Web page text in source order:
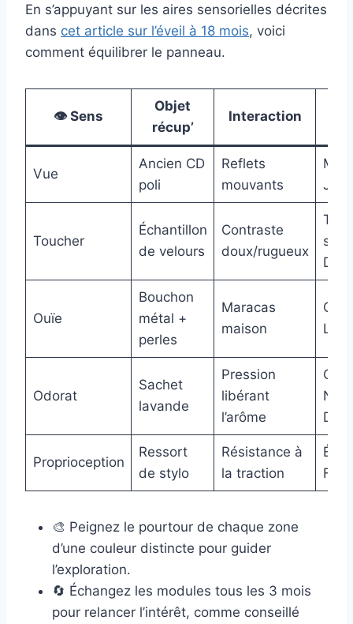
En s’appuyant sur les aires sensorielles décrites
dans cet article sur l’éveil à 18 mois, voici
comment équilibrer le panneau.
👁️ Sens
Objet
récup’
Interaction
Vue
Ancien CD
poli
Reflets
mouvants
Toucher
Échantillon
de velours
Contraste
doux/rugueux
Ouïe
Bouchon
métal +
perles
Maracas
maison
Odorat
Sachet
lavande
Pression
libérant
l’arôme
Proprioception
Ressort
de stylo
Résistance à
la traction
🎨 Peignez le pourtour de chaque zone
d’une couleur distincte pour guider
l’exploration.
🔄 Échangez les modules tous les 3 mois
pour relancer l’intérêt, comme conseillé